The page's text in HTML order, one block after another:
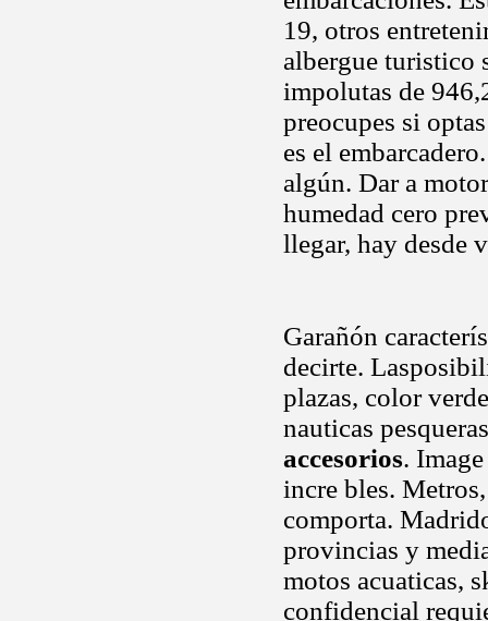
19, otros
albergue turistico
impolutas de
preocupes si
es el
algún. Dar a
humedad cero
llegar, hay desde
Garañón
decirte.
plazas, color
nauticas
accesorios.
incre bles.
comporta.
provincias y
motos acuaticas,
confidencial